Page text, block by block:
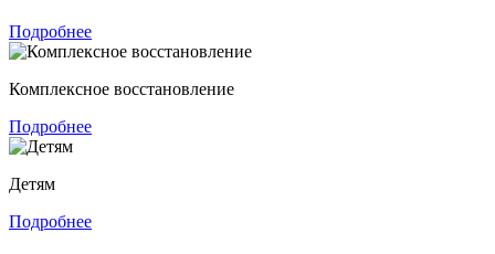
Подробнее
Комплексное восстановление
Подробнее
Детям
Подробнее